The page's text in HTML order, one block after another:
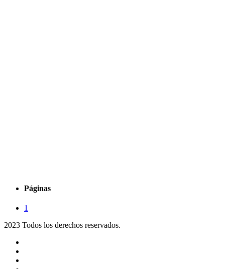
Páginas
1
2023 Todos los derechos reservados.